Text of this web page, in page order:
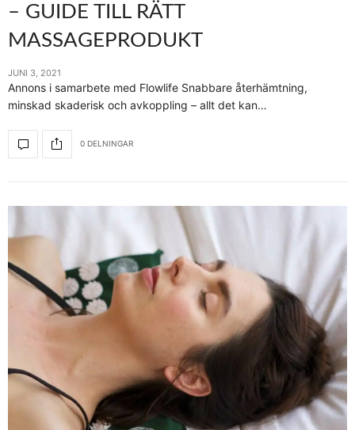
– GUIDE TILL RÄTT
MASSAGEPRODUKT
JUNI 3, 2021
Annons i samarbete med Flowlife Snabbare återhämtning,
minskad skaderisk och avkoppling – allt det kan…
0 DELNINGAR